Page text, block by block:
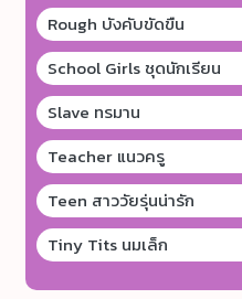
Rough บังคับขัดขืน
School Girls ชุดนักเรียน
Slave ทรมาน
Teacher แนวครู
Teen สาววัยรุ่นน่ารัก
Tiny Tits นมเล็ก